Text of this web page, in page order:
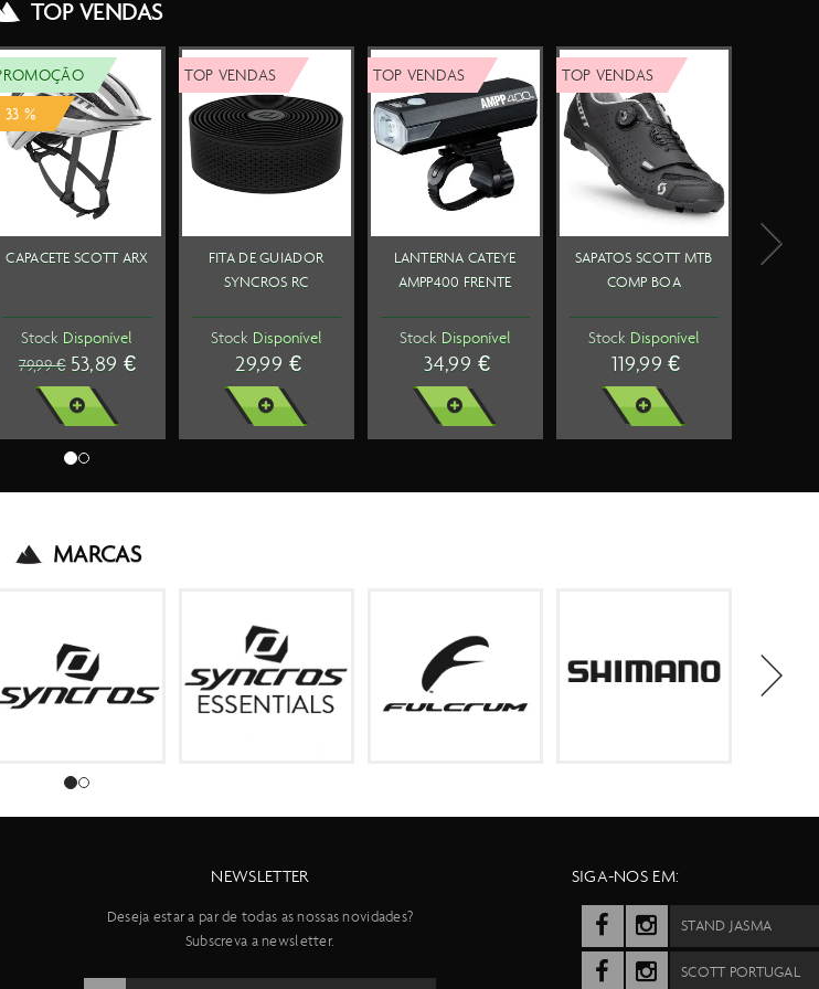
TOP VENDAS
TOP VENDAS
RODAS SYNCROS
Stock Disponível
1099,99 €
VER MAIS
MARCAS
NEWSLETTER
Deseja estar a par de todas as nossas novidades?
Subscreva a newsletter.
SIGA-NOS EM:
STAND JASMA
SCOTT PORTUGAL